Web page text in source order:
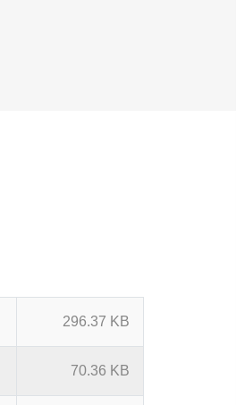
296.37 KB
70.36 KB